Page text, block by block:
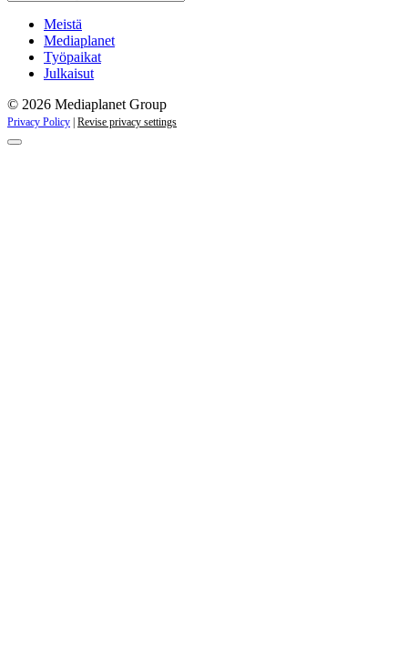
kampanjat
Meistä
Mediaplanet
Työpaikat
Julkaisut
© 2026 Mediaplanet Group
Privacy Policy Revise privacy settings